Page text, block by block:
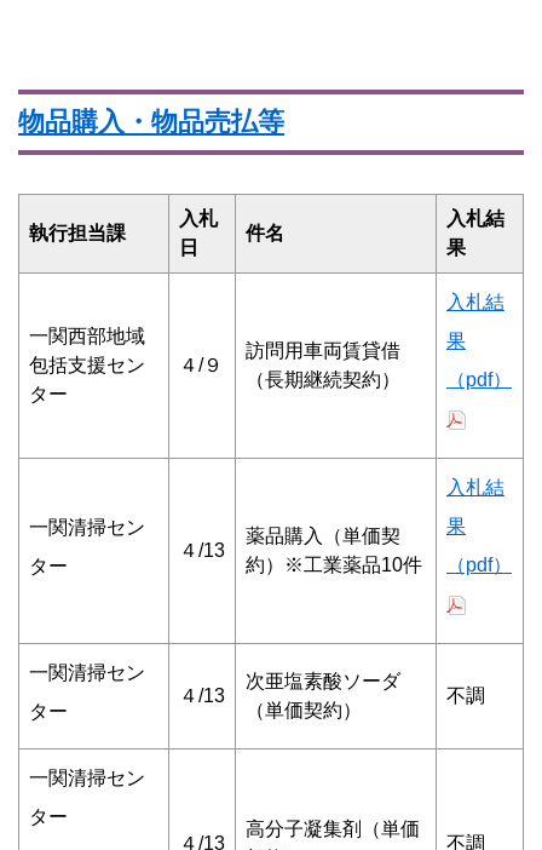
物品購入・物品売払等
執行担当課
入札
日
件名
入札結
果
一関西部地域
包括支援セン
ター
４/９
訪問用車両賃貸借
（長期継続契約）
入札結
果
（pdf）
一関清掃セン
ター
４/13
薬品購入（単価契
約）※工業薬品10件
入札結
果
（pdf）
一関清掃セン
ター
４/13
次亜塩素酸ソーダ
（単価契約）
不調
一関清掃セン
ター
４/13
高分子凝集剤（単価
不調